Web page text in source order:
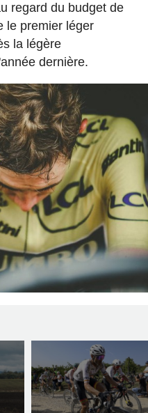
regard du budget de
le premier léger
la légère
dernière.